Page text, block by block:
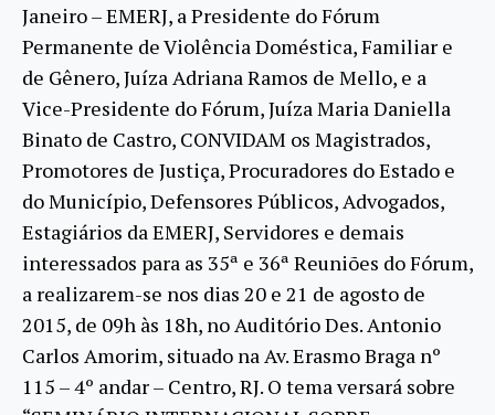
Janeiro – EMERJ, a Presidente do Fórum
Permanente de Violência Doméstica, Familiar e
de Gênero, Juíza Adriana Ramos de Mello, e a
Vice-Presidente do Fórum, Juíza Maria Daniella
Binato de Castro, CONVIDAM os Magistrados,
Promotores de Justiça, Procuradores do Estado e
do Município, Defensores Públicos, Advogados,
Estagiários da EMERJ, Servidores e demais
interessados para as 35ª e 36ª Reuniões do Fórum,
a realizarem-se nos dias 20 e 21 de agosto de
2015, de 09h às 18h, no Auditório Des. Antonio
Carlos Amorim, situado na Av. Erasmo Braga nº
115 – 4º andar – Centro, RJ. O tema versará sobre